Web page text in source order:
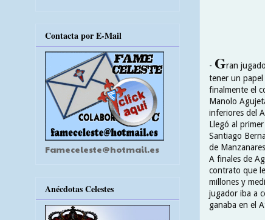
- Gran
tener un
finalmente el
Manolo
inferiores del
Llegó al
Santiago
de
A finales de
contrato que
millones y
jugador iba a
ganaba en el
Contacta por E-Mail
Fameceleste@hotmail.es
Anécdotas Celestes